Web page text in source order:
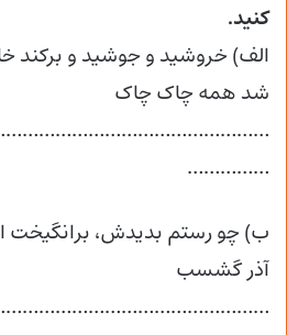
کنید.
الف) خروشید و جوشید و
شد همه چاک چاک
……………
ب) چو رستم بدیدش،
آذر گشسب